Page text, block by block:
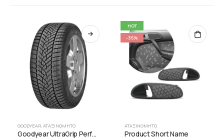
GOODYEAR, ΑΤΑΞΙΝΌΜΗΤΟ
Goodyear UltraGrip Performance+ SUV
HOT
-35%
ΑΤΑΞΙΝΌΜΗΤΟ
Product Short Name